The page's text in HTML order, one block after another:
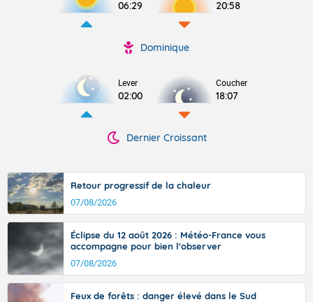
06:29 20:58
Dominique
Lever
02:00
Coucher
18:07
Dernier Croissant
Retour progressif de la chaleur
07/08/2026
Éclipse du 12 août 2026 : Météo-France vous
accompagne pour bien l'observer
07/08/2026
Feux de forêts : danger élevé dans le Sud